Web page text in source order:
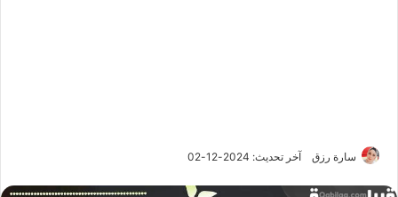
سارة رزق آخر تحديث: 2024-12-02